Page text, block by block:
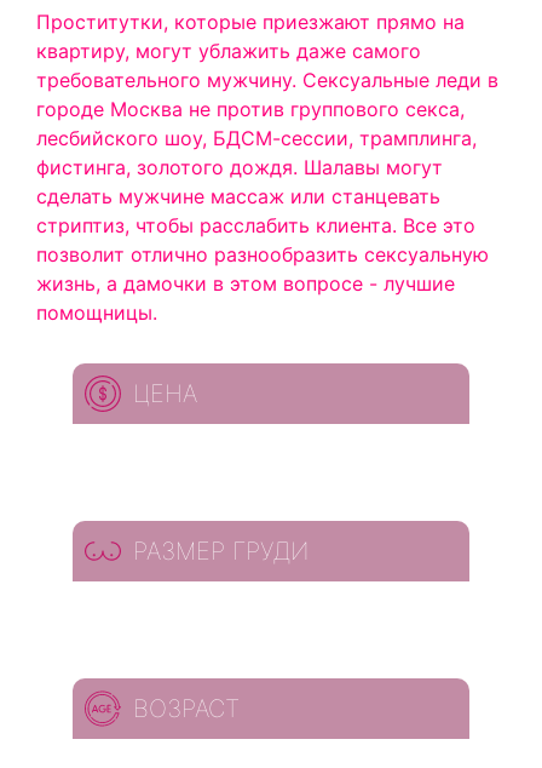
Проститутки, которые приезжают прямо на
квартиру, могут ублажить даже самого
требовательного мужчину. Сексуальные леди в
городе Москва не против группового секса,
лесбийского шоу, БДСМ-сессии, трамплинга,
фистинга, золотого дождя. Шалавы могут
сделать мужчине массаж или станцевать
стриптиз, чтобы расслабить клиента. Все это
позволит отлично разнообразить сексуальную
жизнь, а дамочки в этом вопросе - лучшие
помощницы.
ЦЕНА
РАЗМЕР ГРУДИ
ВОЗРАСТ